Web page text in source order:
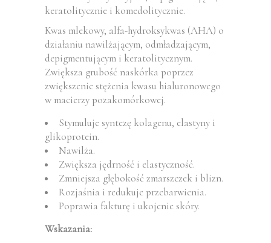
keratolitycznie i komedolitycznie.
Kwas mlekowy, alfa-hydroksykwas (AHA) o
działaniu nawilżającym, odmładzającym,
depigmentującym i keratolitycznym.
Zwiększa grubość naskórka poprzez
zwiększenie stężenia kwasu hialuronowego
w macierzy pozakomórkowej.
Stymuluje syntezę kolagenu, elastyny ​​i
glikoprotein.
Nawilża.
Zwiększa jędrność i elastyczność.
Zmniejsza głębokość zmarszczek i blizn.
Rozjaśnia i redukuje przebarwienia.
Poprawia fakturę i ukojenie skóry.
Wskazania: